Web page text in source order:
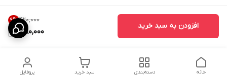
۴۲۰٬۰۰۰ 9%
380,000
افزودن به سبد خرید
پروفایل سبد خرید دسته‌بندی خانه